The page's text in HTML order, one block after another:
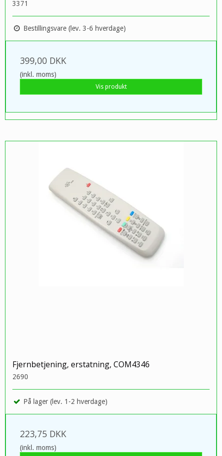
3371
Bestillingsvare (lev. 3-6 hverdage)
399,00 DKK
(inkl. moms)
Vis produkt
Fjernbetjening, erstatning, COM4346
2690
På lager (lev. 1-2 hverdage)
223,75 DKK
(inkl. moms)